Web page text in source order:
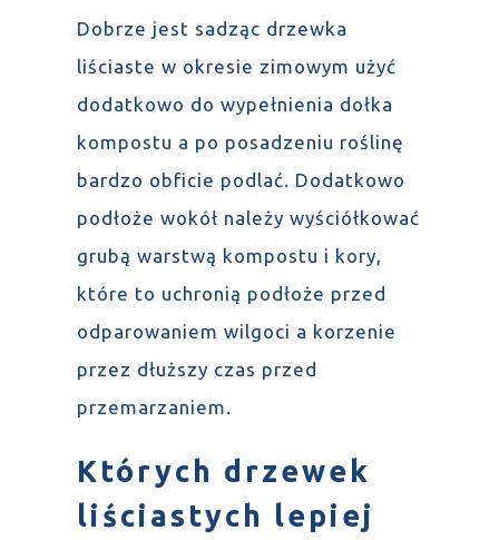
Dobrze jest sadząc drzewka
liściaste w okresie zimowym użyć
dodatkowo do wypełnienia dołka
kompostu a po posadzeniu roślinę
bardzo obficie podlać. Dodatkowo
podłoże wokół należy wyściółkować
grubą warstwą kompostu i kory,
które to uchronią podłoże przed
odparowaniem wilgoci a korzenie
przez dłuższy czas przed
przemarzaniem.
Których drzewek
liściastych lepiej